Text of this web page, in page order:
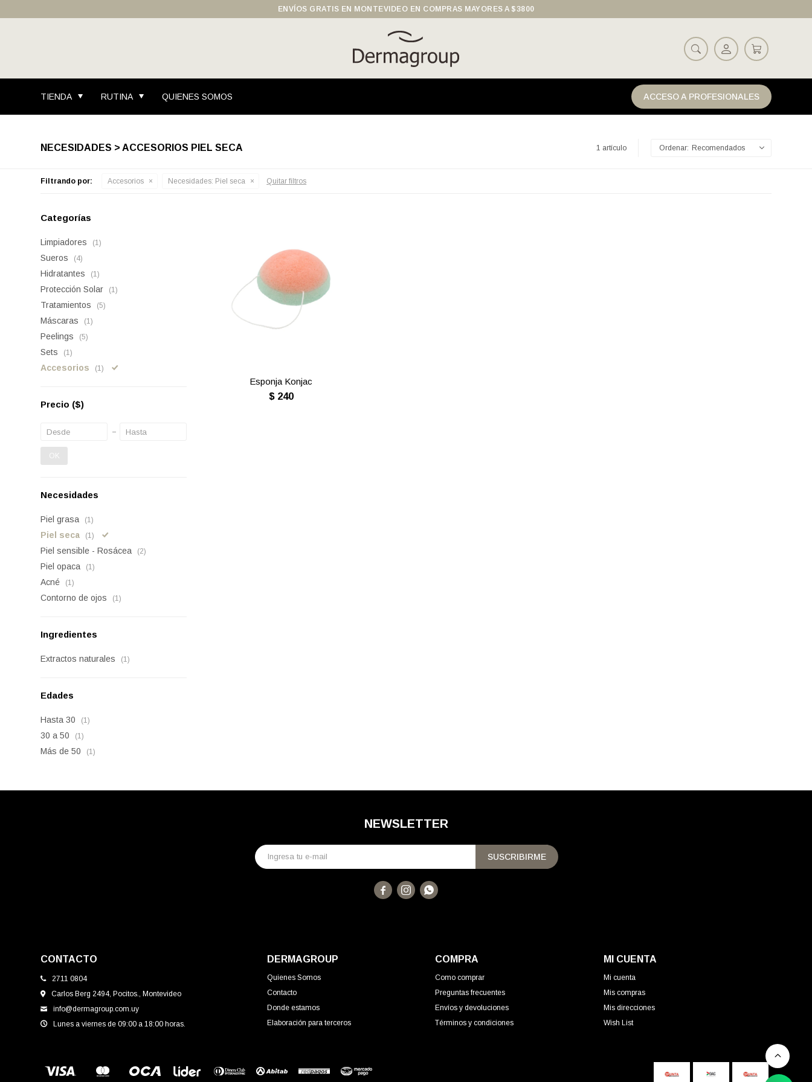
TIENDA RUTINA QUIENES SOMOS ACCESO A PROFESIONALES
ENVÍOS GRATIS EN MONTEVIDEO EN COMPRAS MAYORES A $3800
NECESIDADES > ACCESORIOS PIEL SECA 1 artículo Recomendados
Filtrando por: Accesorios Necesidades: Piel seca Quitar filtros
Esponja Konjac
$ 240
Categorías
Limpiadores (1)
Sueros (4)
Hidratantes (1)
Protección Solar (1)
Tratamientos (5)
Máscaras (1)
Peelings (5)
Sets (1)
Accesorios (1)
Precio ($)
OK
Necesidades
Piel grasa (1)
Piel seca (1)
Piel sensible - Rosácea (2)
Piel opaca (1)
Acné (1)
Contorno de ojos (1)
Ingredientes
Extractos naturales (1)
Edades
Hasta 30 (1)
30 a 50 (1)
Más de 50 (1)
CONTACTO
2711 0804
Carlos Berg 2494, Pocitos., Montevideo
info@dermagroup.com.uy
Lunes a viernes de 09:00 a 18:00 horas.
DERMAGROUP
Quienes Somos
Contacto
Donde estamos
Elaboración para terceros
COMPRA
Como comprar
Preguntas frecuentes
Envíos y devoluciones
Términos y condiciones
MI CUENTA
Mi cuenta
Mis compras
Mis direcciones
Wish List
NEWSLETTER
SUSCRIBIRME
  